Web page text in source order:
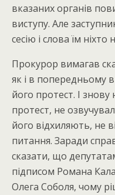
вказаних органів
виступу. Але
сесію і слова їм ніхто
Прокурор вимагав
як і в попередньому
його протест. І
протест, не
його відхиляють, не
питання. Заради
сказати, що
підписом Романа
Олега Соболя, чому